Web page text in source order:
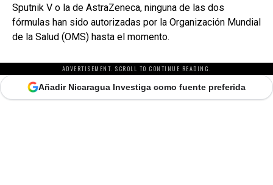
Sputnik V o la de AstraZeneca, ninguna de las dos
fórmulas han sido autorizadas por la Organización Mundial
de la Salud (OMS) hasta el momento.
ADVERTISEMENT. SCROLL TO CONTINUE READING.
Añadir Nicaragua Investiga como fuente preferida